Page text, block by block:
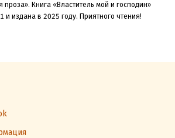
проза». Книга «Властитель мой и господин»
и издана в 2025 году. Приятного чтения!